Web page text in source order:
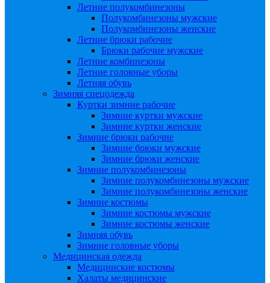
Летние полукомбинезоны
Полукомбинезоны мужские
Полукомбинезоны женские
Летние брюки рабочие
Брюки рабочие мужские
Летние комбинезоны
Летние головные уборы
Летняя обувь
Зимняя спецодежда
Куртки зимние рабочие
Зимние куртки мужские
Зимние куртки женские
Зимние брюки рабочие
Зимние брюки мужские
Зимние брюки женские
Зимние полукомбинезоны
Зимние полукомбинезоны мужские
Зимние полукомбинезоны женские
Зимние костюмы
Зимние костюмы мужские
Зимние костюмы женские
Зимняя обувь
Зимние головные уборы
Медицинская одежда
Медицинские костюмы
Халаты медицинские